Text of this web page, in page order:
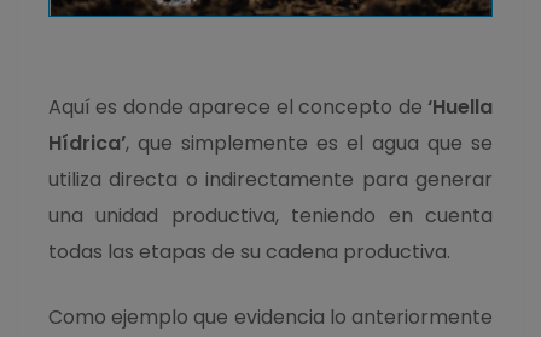
Aquí es donde aparece el concepto de ‘Huella
Hídrica’, que simplemente es el agua que se
utiliza directa o indirectamente para generar
una unidad productiva, teniendo en cuenta
todas las etapas de su cadena productiva.
Como ejemplo que evidencia lo anteriormente